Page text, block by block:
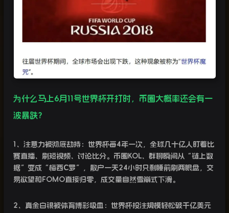
为什么马上6月 11号世界杯开打时，币圈大概率还会有一
波暴跌？
1 、注意力被彻底劫持：世界杯每4年一次，全球几十亿人盯着比
赛直播、刷短视频、讨论比分。币圈KOL
、群聊瞬间从“链上数
据”变成“梅西C罗”，散户一天24小时只剩睡前刷两眼盘，交
易欲望和FOMO直接归零，成交量自然雪崩式下滑。
2 、真金白银被体育博彩吸血：世界杯投注规模轻松破千亿美元